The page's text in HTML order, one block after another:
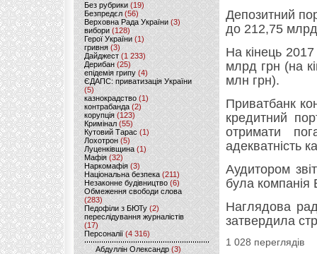
Без рубрики (19)
Безпредєл(56)
Верховна Рада України (3)
вибори(128)
Герої України(1)
гривня (3)
Дайджест (1 233)
Дерибан (25)
епідемія грипу (4)
ЄДАПС: приватизація України
(5)
казнокрадство (1)
контрабанда (2)
корупція (123)
Кримінал (55)
Кутовий Тарас (1)
Лохотрон(5)
Луценківщина (1)
Мафія (32)
Наркомафія (3)
Національна безпека (211)
Незаконне будівництво(6)
Обмеження свободи слова
(283)
Педофіли з БЮТу (2)
переслідування журналістів
(17)
Персоналії (4 316)
Абдуллін Олександр (3)
Депозитний
до 212,75
На кінець
млрд грн (на
млн грн).
Приватбанк
кредитний
отримати
адекватність
Аудитором
була
Наглядова
затвердила
1 028 переглядів